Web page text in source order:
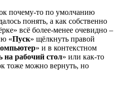
почему-то по умолчанию
понять, а как собственно
всё более-менее очевидно –
«Пуск» щёлкнуть правой
» и в контекстном
на рабочий стол» или как-то
тоже можно вернуть, но